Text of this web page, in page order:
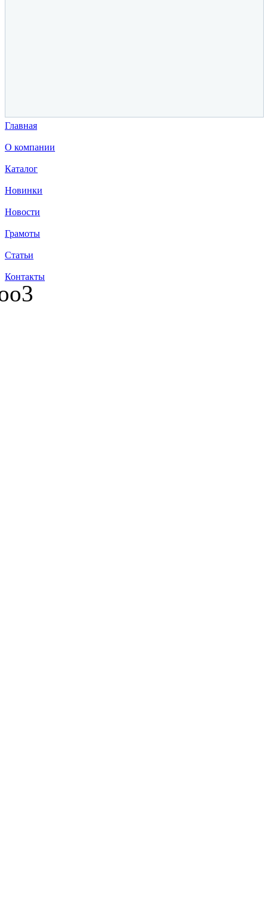
Главная
О компании
Каталог
Новинки
Новости
Грамоты
Статьи
Контакты